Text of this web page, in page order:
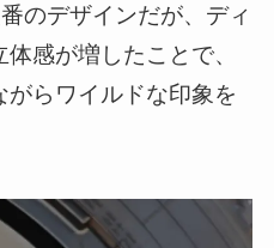
のデザインだが、ディ
感が増したことで、
がらワイルドな印象を